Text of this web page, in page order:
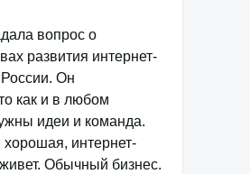
вопрос о
развития интернет-
Он
как и в любом
идеи и команда.
хорошая, интернет-
Обычный бизнес.